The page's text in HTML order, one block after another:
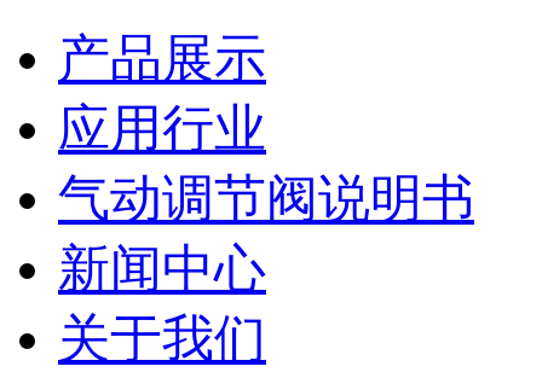
产品展示
应用行业
气动调节阀说明书
新闻中心
关于我们